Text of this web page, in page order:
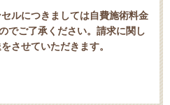
ルにつきましては自費施術料金
でご了承ください。請求に関し
させていただきます。